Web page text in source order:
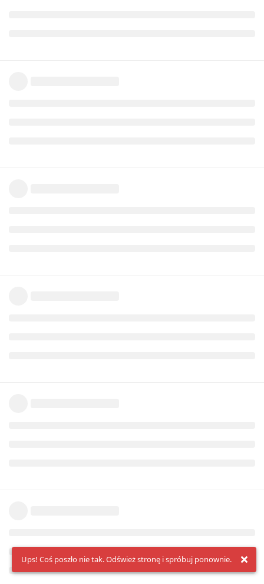
Ups! Coś poszło nie tak. Odśwież stronę i spróbuj ponownie.